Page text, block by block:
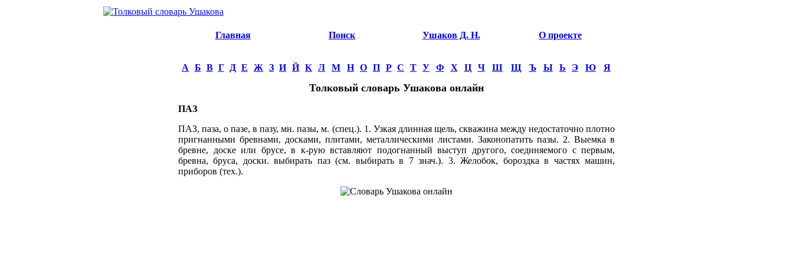
Главная Поиск Ушаков Д. Н. О проекте
А Б В Г Д Е Ж З И Й К Л М Н О П Р С Т У Ф Х Ц Ч Ш Щ Ъ Ы Ь Э Ю Я
Толковый словарь Ушакова онлайн
ПАЗ
ПАЗ, паза, о пазе, в пазу, мн. пазы, м. (спец.). 1. Узкая длинная щель, скважина между недостаточно плотно
пригнанными бревнами, досками, плитами, металлическими листами. Законопатить пазы. 2. Выемка в
бревне, доске или брусе, в к-рую вставляют подогнанный выступ другого, соединяемого с первым,
бревна, бруса, доски. выбирать паз (см. выбирать в 7 знач.). 3. Желобок, бороздка в частях машин,
приборов (тех.).